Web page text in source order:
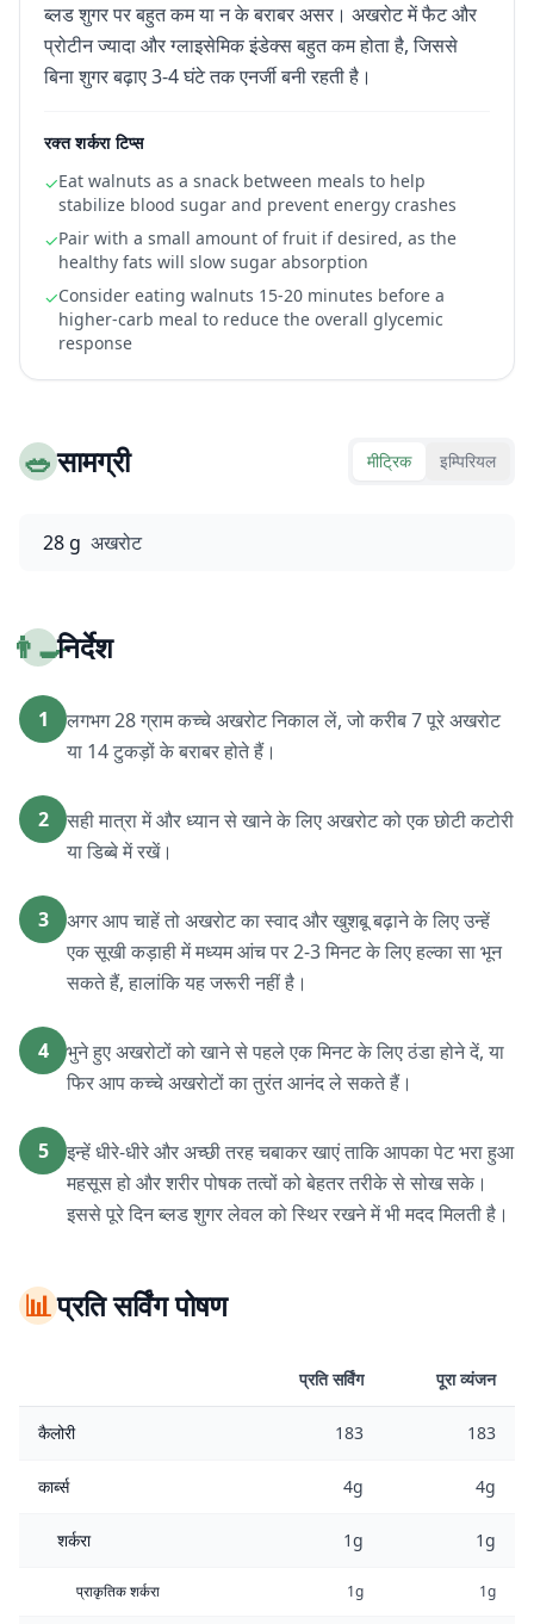
ब्लड शुगर पर बहुत कम या न के बराबर असर। अखरोट में फैट और
प्रोटीन ज्यादा और ग्लाइसेमिक इंडेक्स बहुत कम होता है, जिससे
बिना शुगर बढ़ाए 3-4 घंटे तक एनर्जी बनी रहती है।
रक्त शर्करा टिप्स
✓Eat walnuts as a snack between meals to help
stabilize blood sugar and prevent energy crashes
✓Pair with a small amount of fruit if desired, as the
healthy fats will slow sugar absorption
✓Consider eating walnuts 15-20 minutes before a
higher-carb meal to reduce the overall glycemic
response
🥗सामग्री मीट्रिक इम्पिरियल
28 g अखरोट
👨‍🍳निर्देश
1
लगभग 28 ग्राम कच्चे अखरोट निकाल लें, जो करीब 7 पूरे अखरोट
या 14 टुकड़ों के बराबर होते हैं।
2
सही मात्रा में और ध्यान से खाने के लिए अखरोट को एक छोटी कटोरी
या डिब्बे में रखें।
3
अगर आप चाहें तो अखरोट का स्वाद और खुशबू बढ़ाने के लिए उन्हें
एक सूखी कड़ाही में मध्यम आंच पर 2-3 मिनट के लिए हल्का सा भून
सकते हैं, हालांकि यह जरूरी नहीं है।
4
भुने हुए अखरोटों को खाने से पहले एक मिनट के लिए ठंडा होने दें, या
फिर आप कच्चे अखरोटों का तुरंत आनंद ले सकते हैं।
5
इन्हें धीरे-धीरे और अच्छी तरह चबाकर खाएं ताकि आपका पेट भरा हुआ
महसूस हो और शरीर पोषक तत्वों को बेहतर तरीके से सोख सके।
इससे पूरे दिन ब्लड शुगर लेवल को स्थिर रखने में भी मदद मिलती है।
📊प्रति सर्विंग पोषण
प्रति सर्विंग पूरा व्यंजन
कैलोरी 183 183
कार्ब्स 4g 4g
शर्करा 1g 1g
प्राकृतिक शर्करा 1g 1g